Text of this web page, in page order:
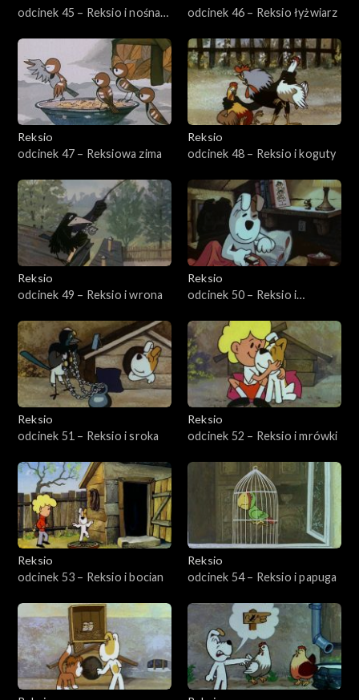
odcinek 45 – Reksio i nośna
odcinek 46 – Reksio łyżwiarz
Reksio
odcinek 47 – Reksiowa zima
Reksio
odcinek 48 – Reksio i koguty
Reksio
odcinek 49 – Reksio i wrona
Reksio
odcinek 50 – Reksio i
Reksio
odcinek 51 – Reksio i sroka
Reksio
odcinek 52 – Reksio i mrówki
Reksio
odcinek 53 – Reksio i bocian
Reksio
odcinek 54 – Reksio i papuga